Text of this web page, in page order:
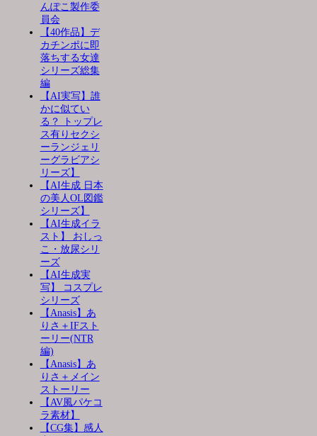
んぽこ製作委
員会
【40作品】デ
カチンポに即
落ちする女達
シリーズ総集
編
【AI実写】誰
かに似てい
る？ トップレ
ス有りセクシ
ーランジェリ
ーグラビアシ
リーズ】
【AI生成 日本
の美人OL図鑑
シリーズ】
【AI生成イラ
スト】 おしっ
こ・放尿シリ
ーズ
【AI生成実
写】 コスプレ
シリーズ
【Anasis】あ
りさ＋IFスト
ーリー(NTR
編)
【Anasis】あ
りさ＋メイン
ストーリー
【AV風パケコ
ラ素材】
【CG集】感人